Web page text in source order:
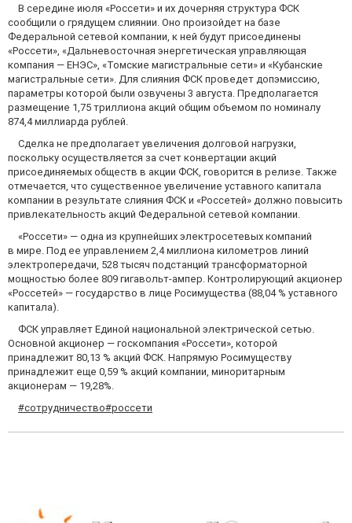
В середине июля «Россети» и их дочерняя структура ФСК
сообщили о грядущем слиянии. Оно произойдет на базе
Федеральной сетевой компании, к ней будут присоединены
«Россети», «Дальневосточная энергетическая управляющая
компания — ЕНЭС», «Томские магистральные сети» и «Кубанские
магистральные сети». Для слияния ФСК проведет допэмиссию,
параметры которой были озвучены 3 августа. Предполагается
размещение 1,75 триллиона акций общим объемом по номиналу
874,4 миллиарда рублей.
Сделка не предполагает увеличения долговой нагрузки,
поскольку осуществляется за счет конвертации акций
присоединяемых обществ в акции ФСК, говорится в релизе. Также
отмечается, что существенное увеличение уставного капитала
компании в результате слияния ФСК и «Россетей» должно повысить
привлекательность акций Федеральной сетевой компании.
«Россети» — одна из крупнейших электросетевых компаний
в мире. Под ее управлением 2,4 миллиона километров линий
электропередачи, 528 тысяч подстанций трансформаторной
мощностью более 809 гигавольт-ампер. Контролирующий акционер
«Россетей» — государство в лице Росимущества (88,04 % уставного
капитала).
ФСК управляет Единой национальной электрической сетью.
Основной акционер — госкомпания «Россети», которой
принадлежит 80,13 % акций ФСК. Напрямую Росимуществу
принадлежит еще 0,59 % акций компании, миноритарным
акционерам — 19,28%.
#сотрудничество#россети